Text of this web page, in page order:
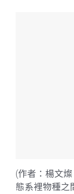
(作者：楊文
態系裡物種之